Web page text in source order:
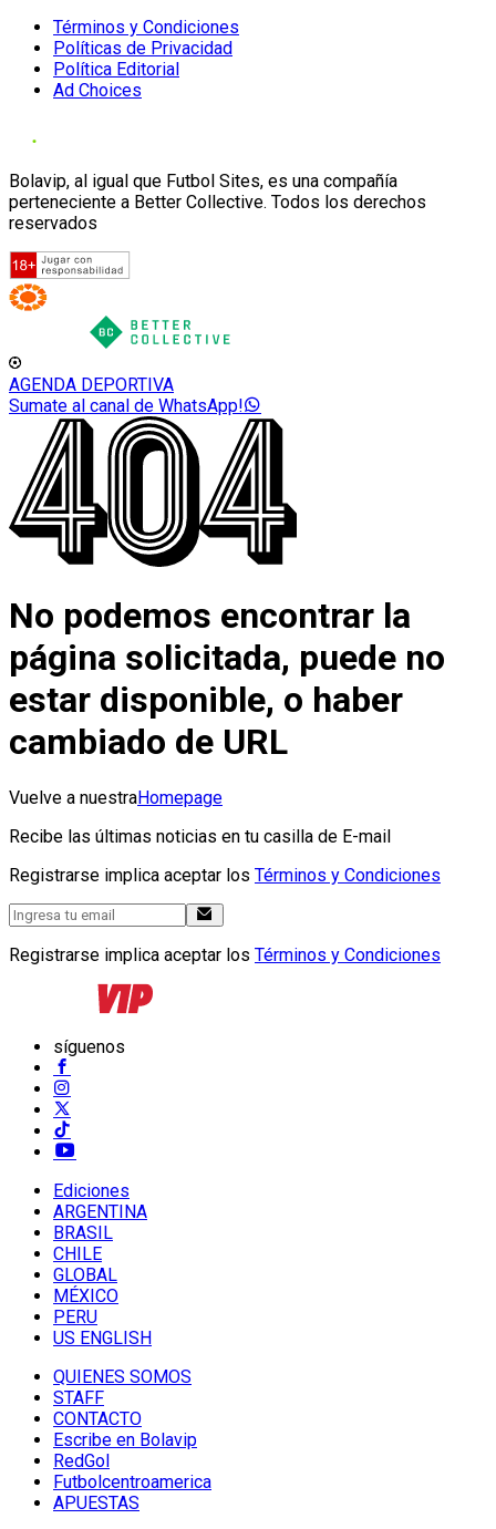
Términos y Condiciones
Políticas de Privacidad
Política Editorial
Ad Choices
Bolavip, al igual que Futbol Sites, es una compañía
perteneciente a Better Collective. Todos los derechos
reservados
AGENDA DEPORTIVA
Sumate al canal de WhatsApp!
No podemos encontrar la
página solicitada, puede no
estar disponible, o haber
cambiado de URL
Vuelve a nuestraHomepage
Recibe las últimas noticias en tu casilla de E-mail
Registrarse implica aceptar los Términos y Condiciones
Registrarse implica aceptar los Términos y Condiciones
síguenos
Ediciones
ARGENTINA
BRASIL
CHILE
GLOBAL
MÉXICO
PERU
US ENGLISH
QUIENES SOMOS
STAFF
CONTACTO
Escribe en Bolavip
RedGol
Futbolcentroamerica
APUESTAS